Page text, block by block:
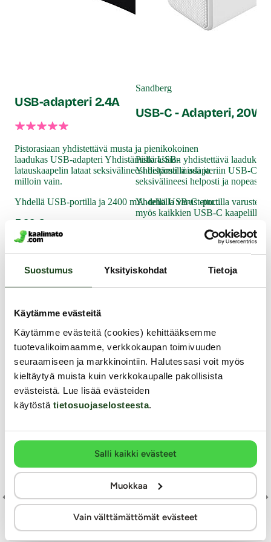
Suostumus Yksityiskohdat Tietoja
Käytämme evästeitä
Käytämme evästeitä (cookies) kehittääksemme
tuotevalikoimaamme, verkkokaupan toimivuuden
seuraamiseen ja markkinointiin. Halutessasi voit myös
kieltäytyä muista kuin verkkokaupalle pakollisista
evästeistä. Lue lisää evästeiden
käytöstä tietosuojaselosteesta.
Salli kaikki evästeet
Muokkaa
Vain välttämättömät evästeet
USB-adapteri 2.4A
Pistorasiaan yhdistettävä musta ja pienikokoinen
laadukas USB-adapteri Yhdistämällä USB-
latauskaapelin lataat seksivälineesi helposti missä ja
milloin vain.
Yhdellä USB-portilla ja 2400 mA -teholla varustettu...
5.99 €
Sandberg
USB-C - Adapteri, 20W
Pistorasiaan yhdistettävä laadukas
Yhdistämällä adapteriin USB-C -
seksivälineesi helposti ja nopeasti
Yhdellä USB-C -portilla varustettu
myös kaikkien USB-C kaapelilla
Samankaltaisia tuotteita
Alien Toys Nexus